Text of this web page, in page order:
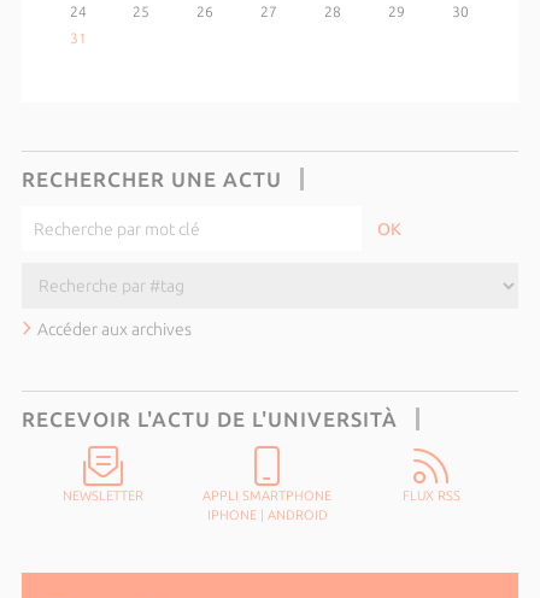
24
25 26 27 28 29
30
31
RECHERCHER UNE ACTU
Accéder aux archives
RECEVOIR L'ACTU DE L'UNIVERSITÀ
NEWSLETTER
APPLI SMARTPHONE
IPHONE| ANDROID
FLUX RSS